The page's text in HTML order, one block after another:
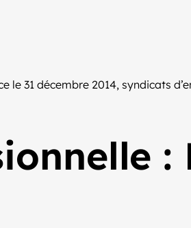
le 31 décembre 2014, syndicats
: